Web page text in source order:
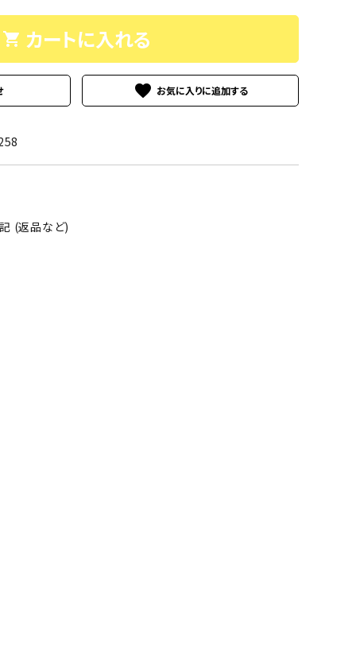
shopping_cart カートに入れる
favorite
(返品など)